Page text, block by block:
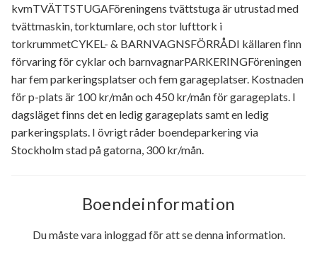
kvmTVÄTTSTUGAFöreningens tvättstuga är utrustad med
tvättmaskin, torktumlare, och stor lufttork i
torkrummetCYKEL- & BARNVAGNSFÖRRÅDI källaren finn
förvaring för cyklar och barnvagnarPARKERINGFöreningen
har fem parkeringsplatser och fem garageplatser. Kostnaden
för p-plats är 100 kr/mån och 450 kr/mån för garageplats. I
dagsläget finns det en ledig garageplats samt en ledig
parkeringsplats. I övrigt råder boendeparkering via
Stockholm stad på gatorna, 300 kr/mån.
Boendeinformation
Du måste vara inloggad för att se denna information.